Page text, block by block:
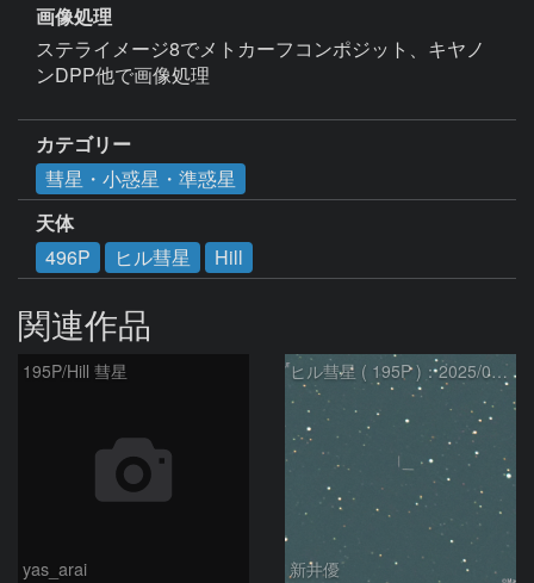
画像処理
ステライメージ8でメトカーフコンポジット、キヤノ
ンDPP他で画像処理
カテゴリー
彗星・小惑星・準惑星
天体
496P
ヒル彗星 Hill
関連作品
195P/Hill 彗星
yas_arai
ヒル彗星 ( 195P )：2025/04/04
新井優